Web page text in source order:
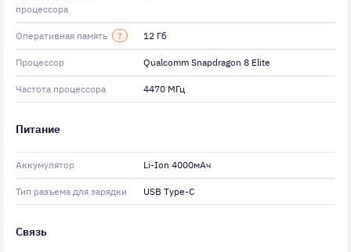
процессора
Оперативная память ? 12 Гб
Процессор Qualcomm Snapdragon 8 Elite
Частота процессора 4470 МГц
Питание
Аккумулятор Li-Ion 4000мAч
Тип разъема для зарядки USB Type-C
Связь